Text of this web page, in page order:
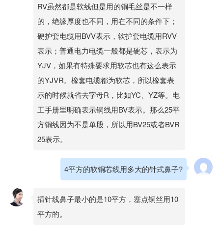
RV虽然都是软线但是用的铜毛丝是不一样
的，绝缘厚度也不同，用在不同的条件下；
硬护套电缆用BVV表示，软护套电缆用RVV
表示；普通电力电缆一般都是硬芯，表示为
YJV，如果有特殊要求用软芯也有这么表示
的YJVR。橡套电缆都为软芯，所以橡套表
示的时候就省去字母R，比如YC、YZ等。电
工手册里明确表示铜线用BV表示。那么25平
方铜线因为不是单股，所以用BV25或者BVR
25表示。
4平方的软铜芯线用多大的针式鼻子?
插针线鼻子最小的是10平方，塞点铜丝用10
平方的。